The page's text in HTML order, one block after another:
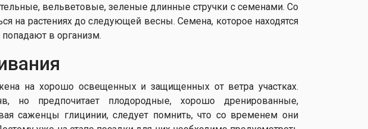
вельветовые, зеленые длинные стручки с семенами. Со
на растениях до следующей весны. Семена, которое находятся
в организм.
на хорошо освещенных и защищенных от ветра участках.
но предпочитает плодородные, хорошо дренированные,
саженцы глицинии, следует помнить, что со временем они